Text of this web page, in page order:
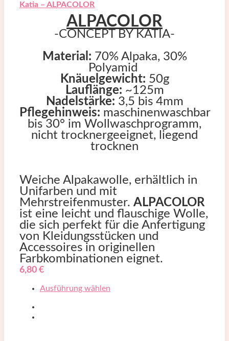
Katia – ALPACOLOR
ALPACOLOR
-CONCEPT BY KATIA-
Material: 70% Alpaka, 30%
Polyamid
Knäuelgewicht: 50g
Lauflänge: ~125m
Nadelstärke: 3,5 bis 4mm
Pflegehinweis: maschinenwaschbar
bis 30° im Wollwaschprogramm,
nicht trocknergeeignet, liegend
trocknen
Weiche Alpakawolle, erhältlich in
Unifarben und mit
Mehrstreifenmuster. ALPACOLOR
ist eine leicht und flauschige Wolle,
die sich perfekt für die Anfertigung
von Kleidungsstücken und
Accessoires in originellen
Farbkombinationen eignet.
6,80 €
Ausführung wählen